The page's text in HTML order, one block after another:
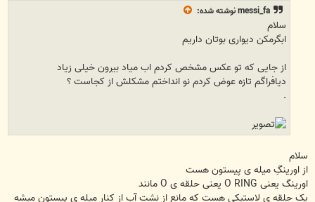
messi_faنوشته شده:
سلام
ابگرمکن دیواری بوتان داریم
از جایی که تو عکس مشخص کردم اب میاد بیرون خیلی زیاد
دیافراگم تازه عوض کردم نو انداختم مشکلش از کجاست ؟
سلام
از اورینگِ میله ی پیستون هست
اورینگ یعنی O RING یعنی حلقه ی O مانند
یک حلقه ی لاستیکی هست که مانع از نشت آب از کنار میله ی پیستون میشه